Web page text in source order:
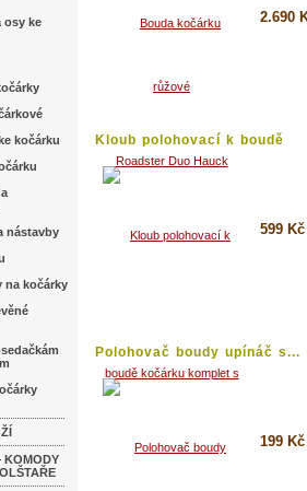
osy ke
kočárku
nástavby
na kočárky
KOMODY
2.690
Kloub polohovací k boudě
kočárku...
599 Kč
Polohovač boudy upínáč s...
199 Kč